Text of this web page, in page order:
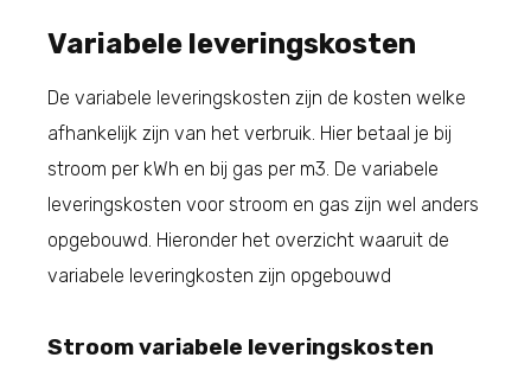
Variabele leveringskosten
De variabele leveringskosten zijn de kosten welke
afhankelijk zijn van het verbruik. Hier betaal je bij
stroom per kWh en bij gas per m3. De variabele
leveringskosten voor stroom en gas zijn wel anders
opgebouwd. Hieronder het overzicht waaruit de
variabele leveringkosten zijn opgebouwd
Stroom variabele leveringskosten